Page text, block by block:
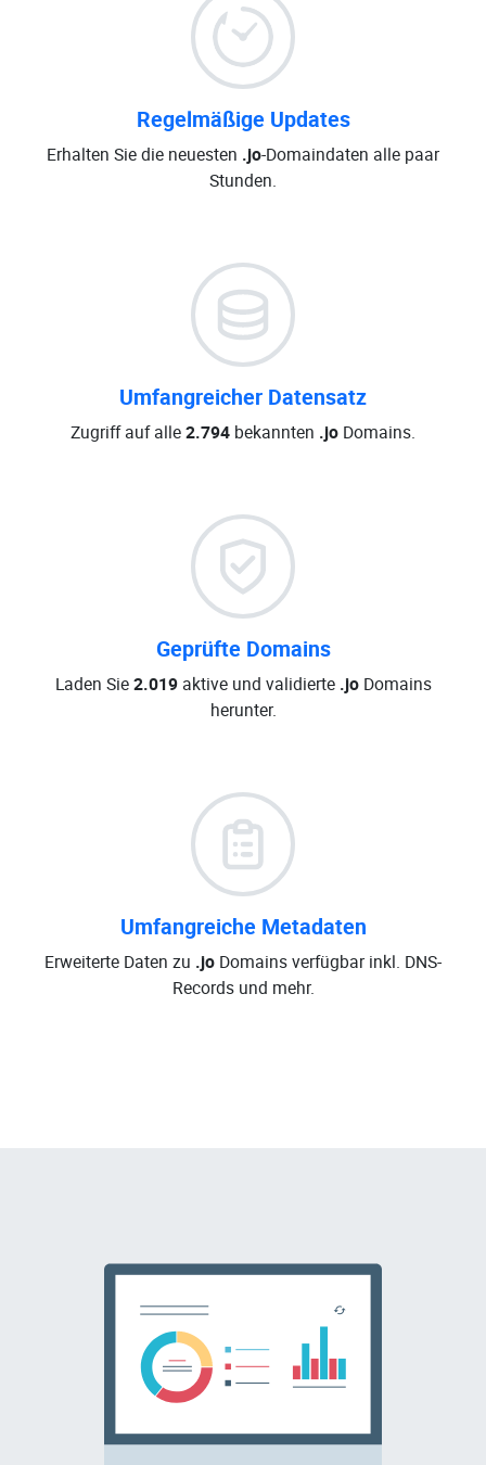
Regelmäßige Updates
Erhalten Sie die neuesten .jo-Domaindaten alle paar
Stunden.
Umfangreicher Datensatz
Zugriff auf alle2.794 bekannten .jo Domains.
Geprüfte Domains
Laden Sie2.019aktive und validierte .joDomains
herunter.
Umfangreiche Metadaten
Erweiterte Daten zu .jo Domains verfügbar inkl. DNS-
Records und mehr.